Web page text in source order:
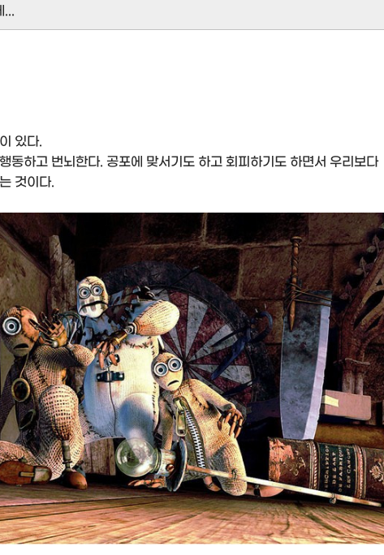
...
있다.
동하고 번뇌한다. 공포에 맞서기도 하고 회피하기도 하면서 우리보다
것이다.